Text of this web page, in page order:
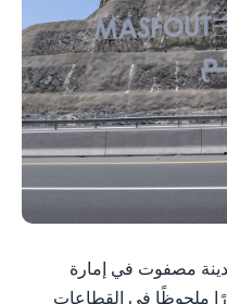
مدينة مصفوت في إمارة
ملحوظًا في القطاعات